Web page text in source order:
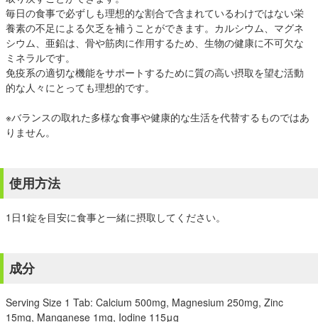
毎日の食事で必ずしも理想的な割合で含まれているわけではない栄
養素の不足による欠乏を補うことができます。カルシウム、マグネ
シウム、亜鉛は、骨や筋肉に作用するため、生物の健康に不可欠な
ミネラルです。
免疫系の適切な機能をサポートするために質の高い摂取を望む活動
的な人々にとっても理想的です。
※バランスの取れた多様な食事や健康的な生活を代替するものではあ
りません。
使用方法
1日1錠を目安に食事と一緒に摂取してください。
成分
Serving Size 1 Tab: Calcium 500mg, Magnesium 250mg, Zinc
15mg, Manganese 1mg, Iodine 115μg